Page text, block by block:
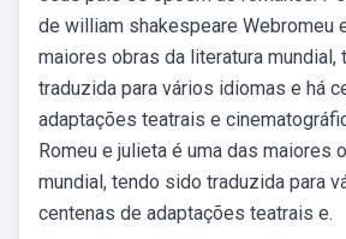
de william shakespeare Webromeu
maiores obras da literatura mundial,
traduzida para vários idiomas e há
adaptações teatrais e
Romeu e julieta é uma das maiores
mundial, tendo sido traduzida para
centenas de adaptações teatrais e.